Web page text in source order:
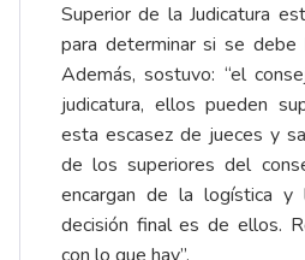
Superior de la Judicatura
para determinar si se debe
Además, sostuvo: “el
judicatura, ellos pueden
esta escasez de jueces y
de los superiores del
encargan de la logística y
decisión final es de ellos.